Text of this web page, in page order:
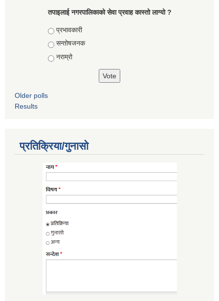
तपाइलाई नगरपालिकाको सेवा प्रवाह कास्तो लाग्यो ?
Choices
प्रभावकारी
सन्तोषजनक
नराम्रो
Older polls
Results
प्रतिक्रिया/गुनासो